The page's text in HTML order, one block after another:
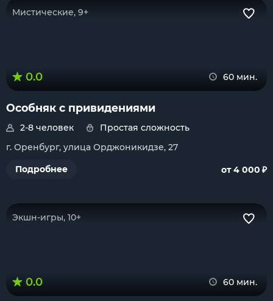
Мистические, 9+
0.0 60 мин.
Особняк с привидениями
2-8 человек
Простая сложность
г. Оренбург, улица Орджоникидзе, 27
Подробнее
от 4 000 ₽
Экшн-игры, 10+
0.0 60 мин.